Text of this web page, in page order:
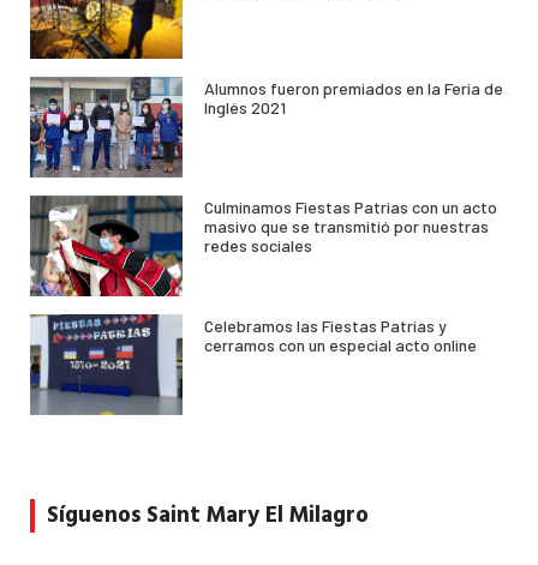
Alumnos fueron premiados en la Feria de
Inglés 2021
Culminamos Fiestas Patrias con un acto
masivo que se transmitió por nuestras
redes sociales
Celebramos las Fiestas Patrias y
cerramos con un especial acto online
Síguenos Saint Mary El Milagro